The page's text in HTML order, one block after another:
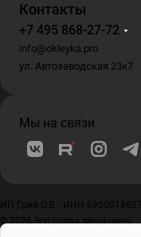
Контакты
+7 495 868-27-72
info@okleyka.pro
ул. Автозаводская 23к7
Мы на связи
ИП Гриб О.В. , ИНН
© 2026 Все права защищены